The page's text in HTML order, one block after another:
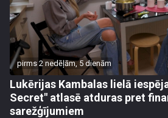
pirms 2 nedēļām, 5 dienām
Lukērijas Kambalas lielā
Secret" atlasē atduras pret
sarežģījumiem